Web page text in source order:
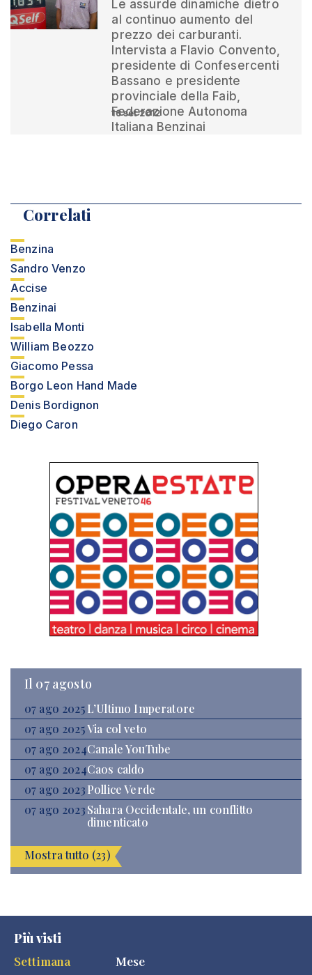
Le assurde dinamiche dietro
al continuo aumento del
prezzo dei carburanti.
Intervista a Flavio Convento,
presidente di Confesercenti
Bassano e presidente
provinciale della Faib,
Federazione Autonoma
Italiana Benzinai
16 set 2012
Correlati
Benzina
Sandro Venzo
Accise
Benzinai
Isabella Monti
William Beozzo
Giacomo Pessa
Borgo Leon Hand Made
Denis Bordignon
Diego Caron
Il 07 agosto
07 ago 2025 L’Ultimo Imperatore
07 ago 2025Via col veto
07 ago 2024Canale YouTube
07 ago 2024Caos caldo
07 ago 2023Pollice Verde
07 ago 2023Sahara Occidentale, un conflitto
dimenticato
Mostra tutto (23)
Più visti
Settimana
Mese